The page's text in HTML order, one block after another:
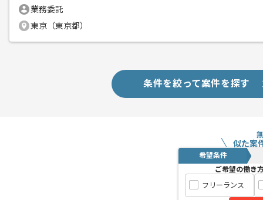
業務委託
東京（東京都）
条件を絞って案件を探す
似た案
希望条件
ご希望の働き
フリーランス